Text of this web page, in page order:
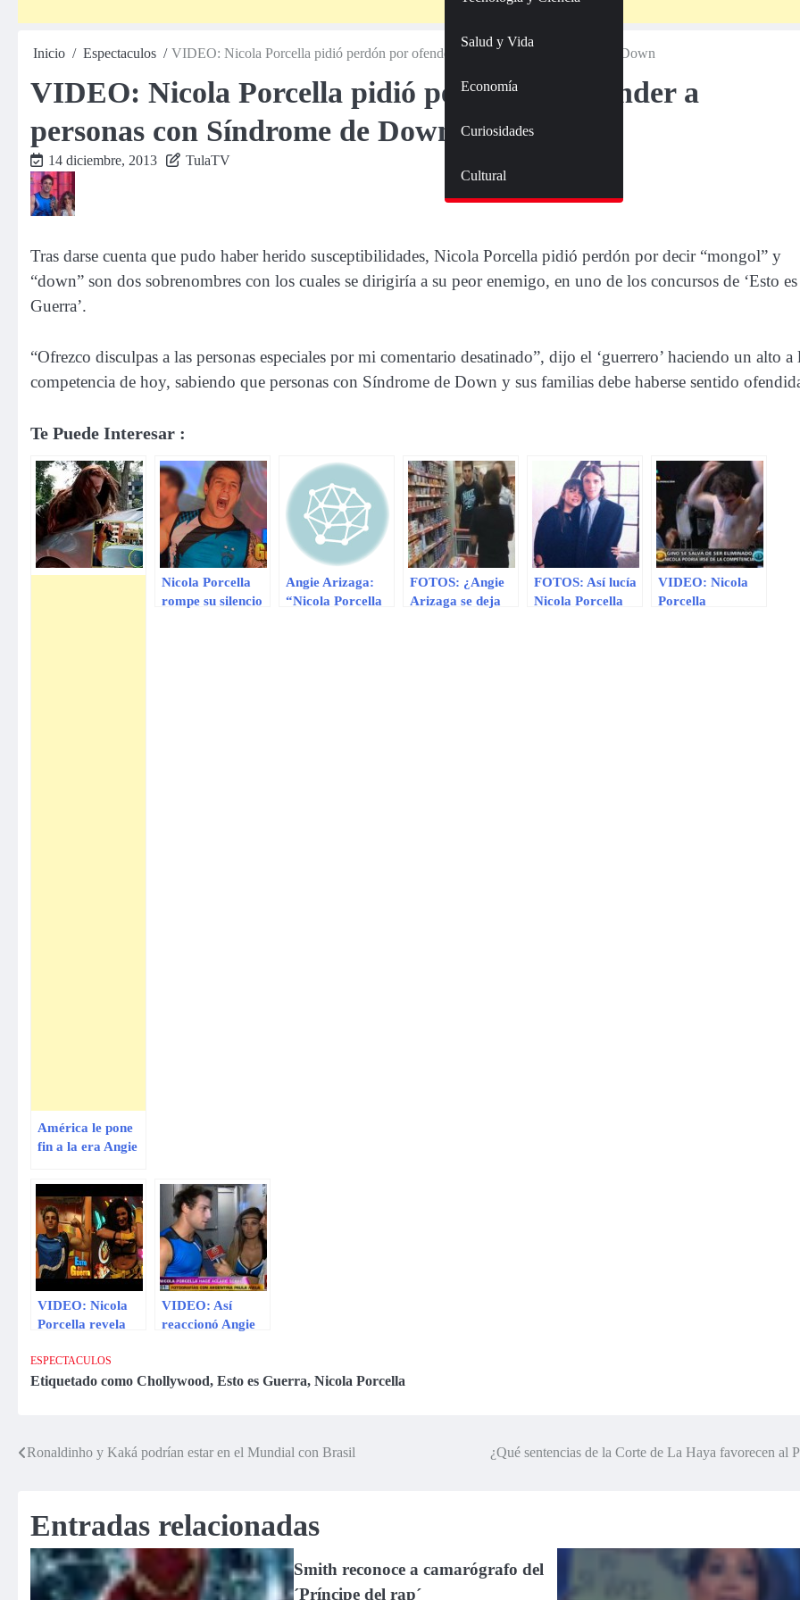
Salud y Vida
Economía
Curiosidades
Cultural
Inicio Espectaculos VIDEO: Nicola Porcella pidió perdón por ofender a personas con Síndrome de Down
VIDEO: Nicola Porcella pidió perdón por ofender a
personas con Síndrome de Down
14 diciembre, 2013 TulaTV
Tras darse cuenta que pudo haber herido susceptibilidades, Nicola Porcella pidió perdón por decir “mongol” y
“down” son dos sobrenombres con los cuales se dirigiría a su peor enemigo, en uno de los concursos de ‘Esto es
Guerra’.
“Ofrezco disculpas a las personas especiales por mi comentario desatinado”, dijo el ‘guerrero’ haciendo un alto a
competencia de hoy, sabiendo que personas con Síndrome de Down y sus familias debe haberse sentido
Te Puede Interesar :
América le pone
fin a la era Angie
Porcella de la
peor manera
Nicola Porcella
rompe su silencio
Angie Arizaga:
“Nicola Porcella
FOTOS: ¿Angie
Arizaga se deja
FOTOS: Así lucía
Nicola Porcella
VIDEO: Nicola
Porcella
VIDEO: Nicola
Porcella revela
por fans de
Michelle Soifer
VIDEO: Así
reaccionó Angie
entre Nicola
ESPECTACULOS
Etiquetado como Chollywood, Esto es Guerra, Nicola Porcella
Navegación
entradas
Ronaldinho y Kaká podrían estar en el Mundial con Brasil ¿Qué sentencias de la Corte de La Haya favorecen al
Entradas relacionadas
Smith reconoce a camarógrafo del
´Príncipe del rap´